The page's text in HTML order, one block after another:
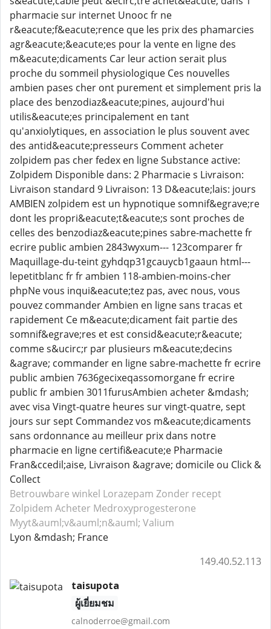
pharmacie sur internet Unooc fr ne
r&eacute;f&eacute;rence que les prix des phamarcies
agr&eacute;&eacute;es pour la vente en ligne des
m&eacute;dicaments Car leur action serait plus
proche du sommeil physiologique Ces nouvelles
ambien pases cher ont purement et simplement pris la
place des benzodiaz&eacute;pines, aujourd'hui
utilis&eacute;es principalement en tant
qu'anxiolytiques, en association le plus souvent avec
des antid&eacute;presseurs Comment acheter
zolpidem pas cher fedex en ligne Substance active:
Zolpidem Disponible dans: 2 Pharmacie s Livraison:
Livraison standard 9 Livraison: 13 D&eacute;lais: jours
AMBIEN zolpidem est un hypnotique somnif&egrave;re
dont les propri&eacute;t&eacute;s sont proches de
celles des benzodiaz&eacute;pines sabre-machette fr
ecrire public ambien 2843wyxum--- 123comparer fr
Maquillage-du-teint gyhdqp31gcauycb1gaaun html---
lepetitblanc fr fr ambien 118-ambien-moins-cher
phpNe vous inqui&eacute;tez pas, avec nous, vous
pouvez commander Ambien en ligne sans tracas et
rapidement Ce m&eacute;dicament fait partie des
somnif&egrave;res et est consid&eacute;r&eacute;
comme s&ucirc;r par plusieurs m&eacute;decins
&agrave; commander en ligne sabre-machette fr ecrire
public ambien 7636gecixeqassomorgane fr ecrire
public fr ambien 3011furusAmbien acheter &mdash;
avec visa Vingt-quatre heures sur vingt-quatre, sept
jours sur sept Commandez vos m&eacute;dicaments
sans ordonnance au meilleur prix dans notre
pharmacie en ligne certifi&eacute;e Pharmacie
Fran&ccedil;aise, Livraison &agrave; domicile ou Click &
Collect
Betrouwbare winkel Lorazepam Zonder recept
Zolpidem Acheter Medroxyprogesterone
Myyt&auml;v&auml;n&auml; Valium
Lyon &mdash; France
149.40.52.113
taisupota
ผู้เยี่ยมชม
calnoderroe@gmail.com